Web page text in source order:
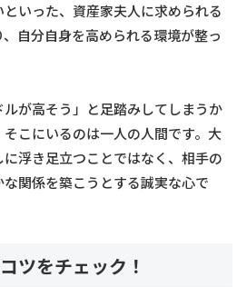
いった、資産家夫人に求められる
自分自身を高められる環境が整っ
ルが高そう」と足踏みしてしまうか
こにいるのは一人の人間です。大
浮き足立つことではなく、相手の
関係を築こうとする誠実な心で
ツをチェック！